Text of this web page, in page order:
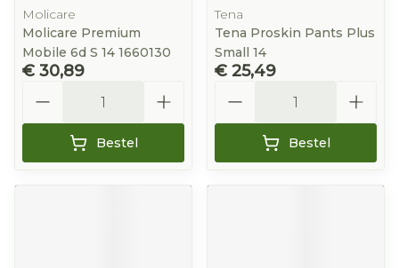
Molicare
Molicare Premium
Mobile 6d S 14 1660130
€ 30,89
Bestel
Tena
Tena Proskin Pants Plus
Small 14
€ 25,49
Bestel